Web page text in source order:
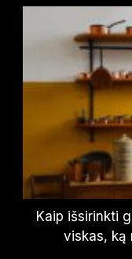
Kaip išsirinkti
viskas, ką